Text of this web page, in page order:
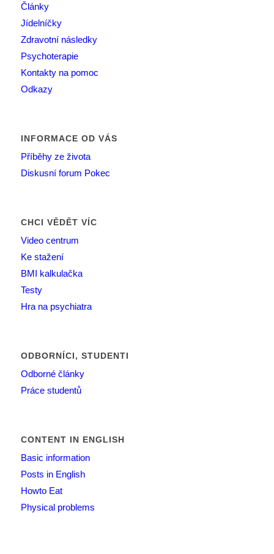
Články
Jídelníčky
Zdravotní následky
Psychoterapie
Kontakty na pomoc
Odkazy
INFORMACE OD VÁS
Příběhy ze života
Diskusní forum Pokec
CHCI VĚDĚT VÍC
Video centrum
Ke stažení
BMI kalkulačka
Testy
Hra na psychiatra
ODBORNÍCI, STUDENTI
Odborné články
Práce studentů
CONTENT IN ENGLISH
Basic information
Posts in English
Howto Eat
Physical problems